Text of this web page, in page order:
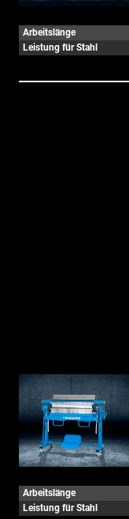
Arbeitslänge
Leistung für Stahl
Arbeitslänge
Leistung für Stahl